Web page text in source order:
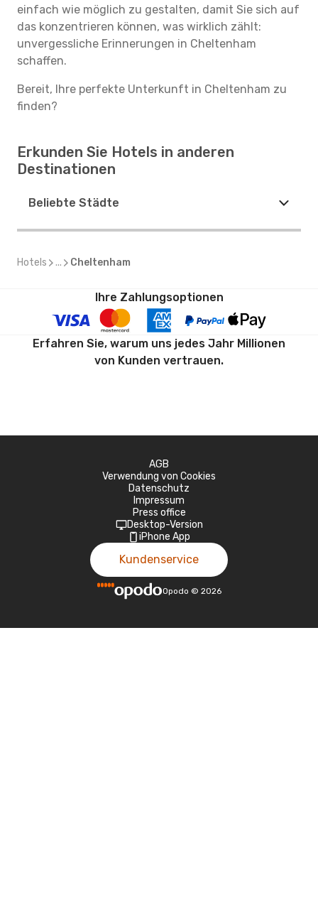
einfach wie möglich zu gestalten, damit Sie sich auf
das konzentrieren können, was wirklich zählt:
unvergessliche Erinnerungen in Cheltenham
schaffen.
Bereit, Ihre perfekte Unterkunft in Cheltenham zu
finden?
Erkunden Sie Hotels in anderen
Destinationen
Beliebte Städte
Hotels ... Cheltenham
Ihre Zahlungsoptionen
Erfahren Sie, warum uns jedes Jahr Millionen
von Kunden vertrauen.
AGB
Verwendung von Cookies
Datenschutz
Impressum
Press office
Desktop-Version
iPhone App
Kundenservice
Opodo © 2026